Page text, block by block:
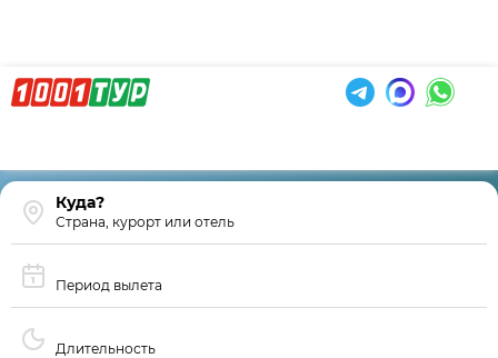
Страна, курорт или отель
Период вылета
Длительность